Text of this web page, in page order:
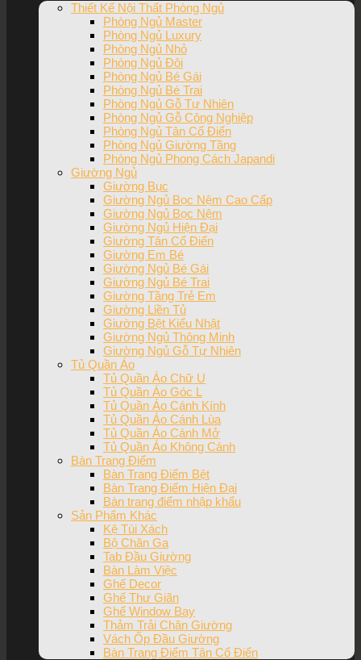
Thiết Kế Nội Thất Phòng Ngủ
Phòng Ngủ Master
Phòng Ngủ Luxury
Phòng Ngủ Nhỏ
Phòng Ngủ Đôi
Phòng Ngủ Bé Gái
Phòng Ngủ Bé Trai
Phòng Ngủ Gỗ Tự Nhiên
Phòng Ngủ Gỗ Công Nghiệp
Phòng Ngủ Tân Cổ Điển
Phòng Ngủ Giường Tầng
Phòng Ngủ Phong Cách Japandi
Giường Ngủ
Giường Bục
Giường Ngủ Bọc Nệm Cao Cấp
Giường Ngủ Bọc Nệm
Giường Ngủ Hiện Đại
Giường Tân Cổ Điển
Giường Em Bé
Giường Ngủ Bé Gái
Giường Ngủ Bé Trai
Giường Tầng Trẻ Em
Giường Liền Tủ
Giường Bệt Kiểu Nhật
Giường Ngủ Thông Minh
Giường Ngủ Gỗ Tự Nhiên
Tủ Quần Áo
Tủ Quần Áo Chữ U
Tủ Quần Áo Góc L
Tủ Quần Áo Cánh Kính
Tủ Quần Áo Cánh Lùa
Tủ Quần Áo Cánh Mở
Tủ Quần Áo Không Cánh
Bàn Trang Điểm
Bàn Trang Điểm Bệt
Bàn Trang Điểm Hiện Đại
Bàn trang điểm nhập khẩu
Sản Phẩm Khác
Kệ Túi Xách
Bộ Chăn Ga
Tab Đầu Giường
Bàn Làm Việc
Ghế Decor
Ghế Thư Giãn
Ghế Window Bay
Thảm Trải Chân Giường
Vách Ốp Đầu Giường
Bàn Trang Điểm Tân Cổ Điển